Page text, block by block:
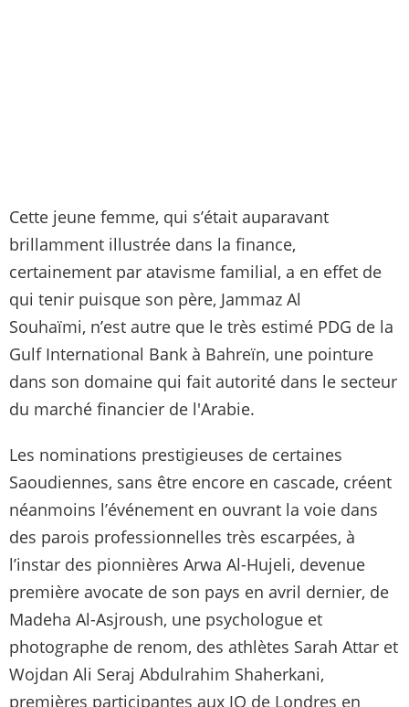
Cette jeune femme, qui s’était auparavant
brillamment illustrée dans la finance,
certainement par atavisme familial, a en effet de
qui tenir puisque son père, Jammaz Al
Souhaïmi, n’est autre que le très estimé PDG de la
Gulf International Bank à Bahreïn, une pointure
dans son domaine qui fait autorité dans le secteur
du marché financier de l'Arabie.
Les nominations prestigieuses de certaines
Saoudiennes, sans être encore en cascade, créent
néanmoins l’événement en ouvrant la voie dans
des parois professionnelles très escarpées, à
l’instar des pionnières Arwa Al-Hujeli, devenue
première avocate de son pays en avril dernier, de
Madeha Al-Asjroush, une psychologue et
photographe de renom, des athlètes Sarah Attar et
Wojdan Ali Seraj Abdulrahim Shaherkani,
premières participantes aux JO de Londres en